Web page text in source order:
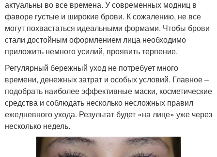
актуальны во все времена. У современных модниц в
фаворе густые и широкие брови. К сожалению, не все
могут похвастаться идеальными формами. Чтобы брови
стали достойным оформлением лица необходимо
приложить немного усилий, проявить терпение.
Регулярный бережный уход не потребует много
времени, денежных затрат и особых условий. Главное –
подобрать наиболее эффективные маски, косметические
средства и соблюдать несколько несложных правил
ежедневного ухода. Результат будет «на лице» уже через
несколько недель.